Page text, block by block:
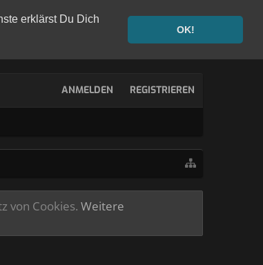
erklärst Du Dich
OK!
ANMELDEN REGISTRIEREN
von Cookies. Weitere